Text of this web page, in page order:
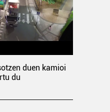
duen kamioi
du